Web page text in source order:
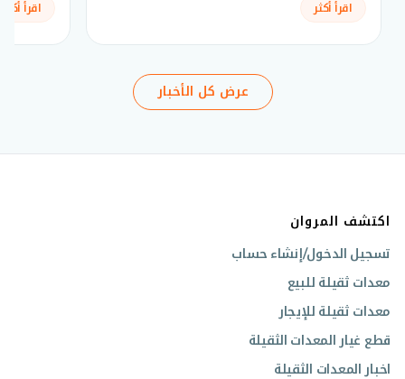
اقرأ أكثر اقرأ أكثر
عرض كل الأخبار
اكتشف المروان
تسجيل الدخول/إنشاء حساب
معدات ثقيلة للبيع
معدات ثقيلة للإيجار
قطع غيار المعدات الثقيلة
اخبار المعدات الثقيلة